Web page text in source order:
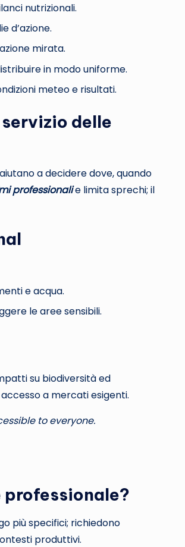
nutrizionali.
d’azione.
mirata.
in modo uniforme.
meteo e risultati.
delle
a decidere dove, quando
professionalie limita sprechi; il
e acqua.
le aree sensibili.
su biodiversità ed
a mercati esigenti.
to everyone.
professionale?
più specifici; richiedono
produttivi.